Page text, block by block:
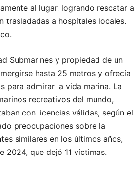
al lugar, logrando rescatar a
trasladadas a hospitales locales.
Submarines y propiedad de un
hasta 25 metros y ofrecía
para admirar la vida marina. La
recreativos del mundo,
con licencias válidas, según el
preocupaciones sobre la
similares en los últimos años,
2024, que dejó 11 víctimas.